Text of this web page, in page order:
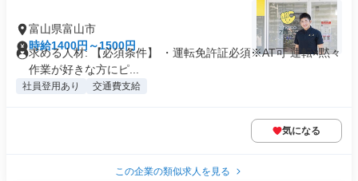
富山県富山市
時給1400円～1500円
求める人材: 【必須条件】 ・運転免許証必須※AT可 運転×黙々
作業が好きな方にピ...
社員登用あり 交通費支給
気になる
この企業の類似求人を見る